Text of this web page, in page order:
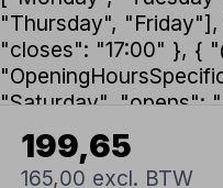
199,65
165,00 excl. BTW
"Thursday",
"closes": "17:00" }, {
"Saturday", "opens":
], "foundingDate":
"Person", "name":
"paymentAccepted":